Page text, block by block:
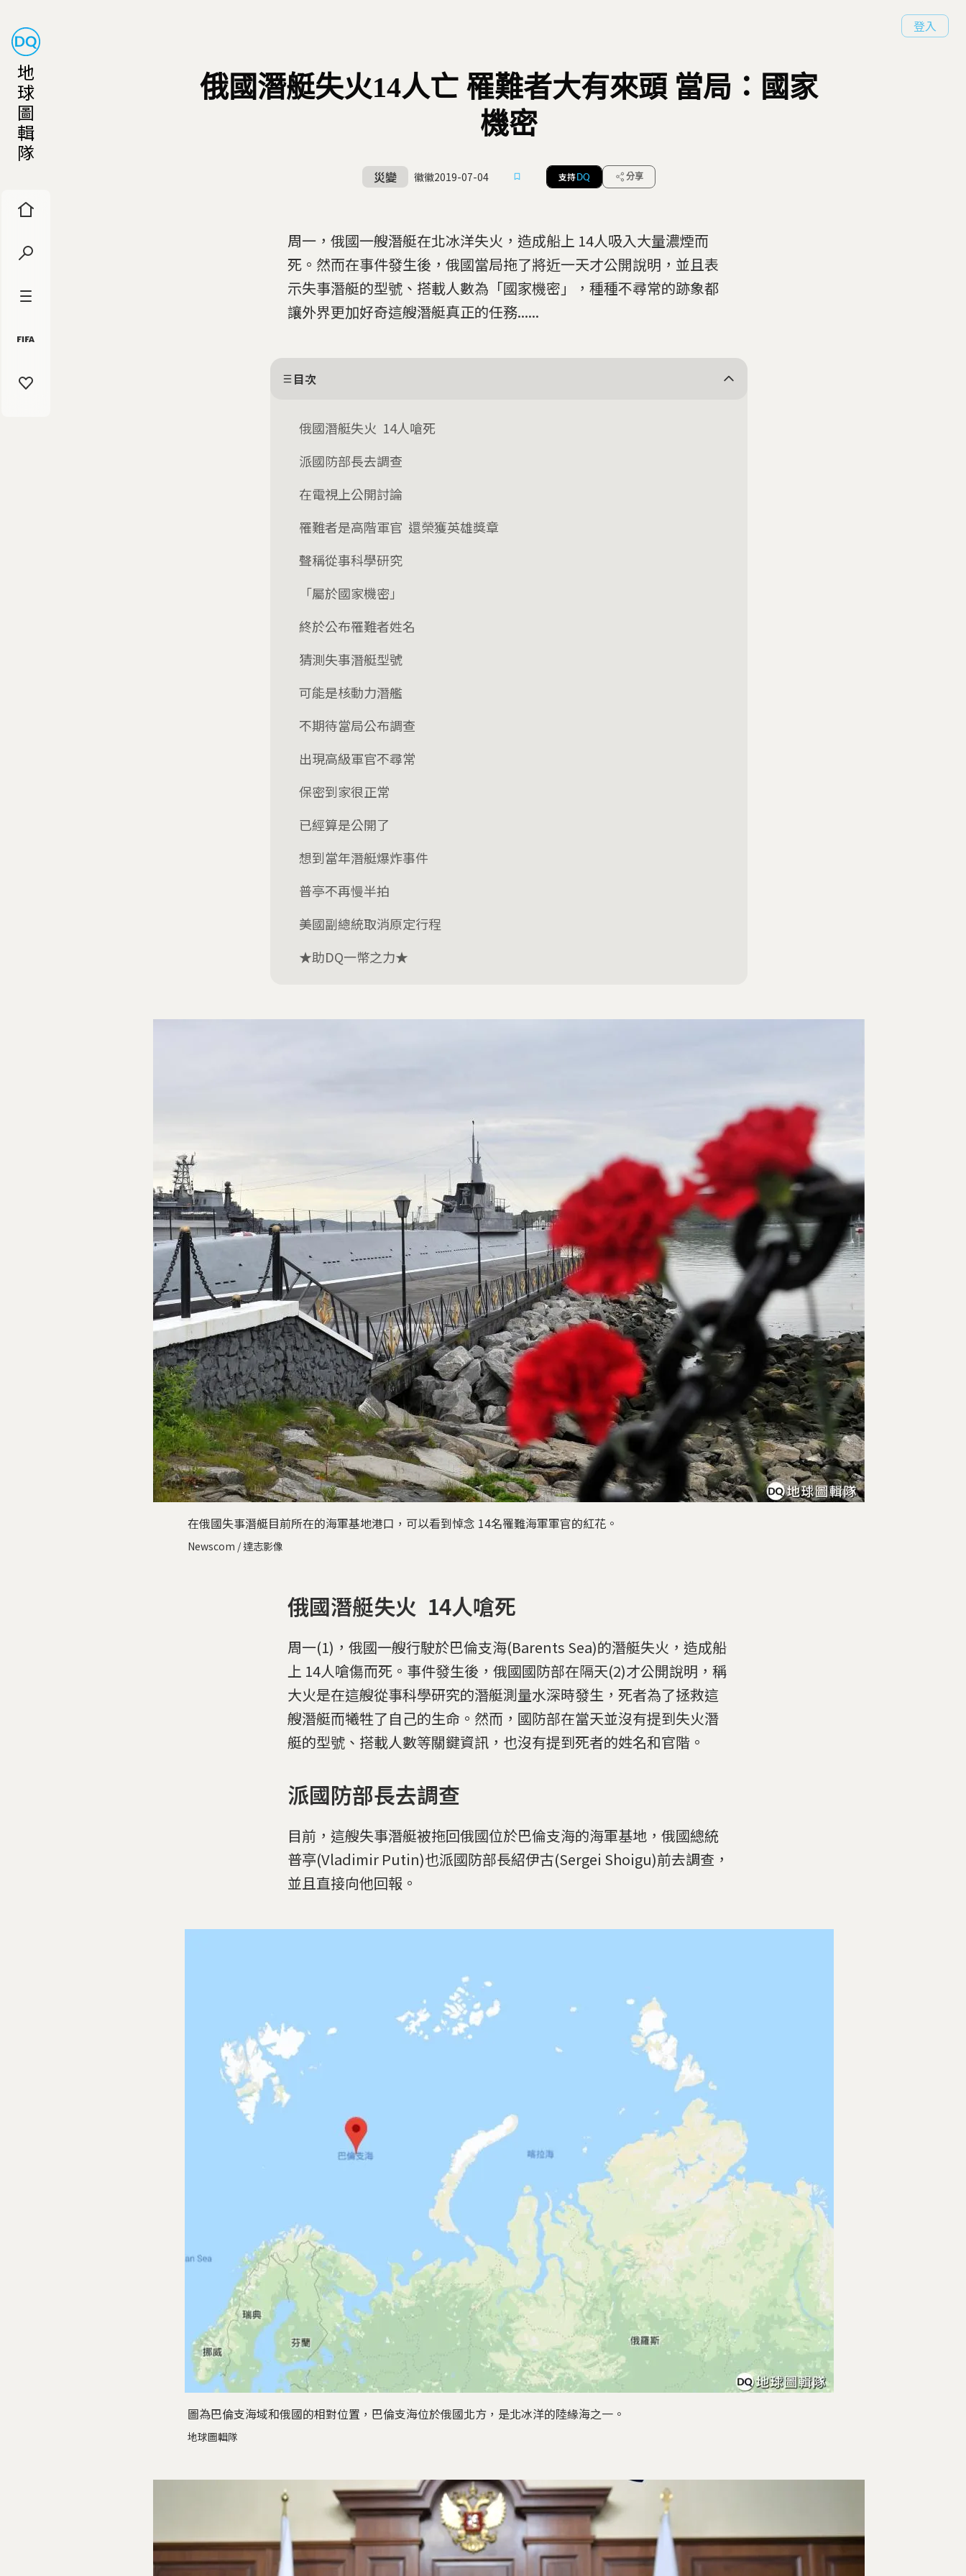
地
球
圖
輯
隊
登入
俄國潛艇失火14人亡 罹難者大有來頭 當局：國家
機密
災變 徽徽2019-07-04 支持 DQ 分享
周一，俄國一艘潛艇在北冰洋失火，造成船上 14人吸入大量濃煙而
死。然而在事件發生後，俄國當局拖了將近一天才公開說明，並且表
示失事潛艇的型號、搭載人數為「國家機密」，種種不尋常的跡象都
讓外界更加好奇這艘潛艇真正的任務......
目次
俄國潛艇失火 14人嗆死
派國防部長去調查
在電視上公開討論
罹難者是高階軍官 還榮獲英雄獎章
聲稱從事科學研究
「屬於國家機密」
終於公布罹難者姓名
猜測失事潛艇型號
可能是核動力潛艦
不期待當局公布調查
出現高級軍官不尋常
保密到家很正常
已經算是公開了
想到當年潛艇爆炸事件
普亭不再慢半拍
美國副總統取消原定行程
★助DQ一幣之力★
在俄國失事潛艇目前所在的海軍基地港口，可以看到悼念 14名罹難海軍軍官的紅花。
Newscom / 達志影像
俄國潛艇失火 14人嗆死
周一(1)，俄國一艘行駛於巴倫支海(Barents Sea)的潛艇失火，造成船
上 14人嗆傷而死。事件發生後，俄國國防部在隔天(2)才公開說明，稱
大火是在這艘從事科學研究的潛艇測量水深時發生，死者為了拯救這
艘潛艇而犧牲了自己的生命。然而，國防部在當天並沒有提到失火潛
艇的型號、搭載人數等關鍵資訊，也沒有提到死者的姓名和官階。
派國防部長去調查
目前，這艘失事潛艇被拖回俄國位於巴倫支海的海軍基地，俄國總統
普亭(Vladimir Putin)也派國防部長紹伊古(Sergei Shoigu)前去調查，
並且直接向他回報。
圖為巴倫支海域和俄國的相對位置，巴倫支海位於俄國北方，是北冰洋的陸緣海之一。
地球圖輯隊